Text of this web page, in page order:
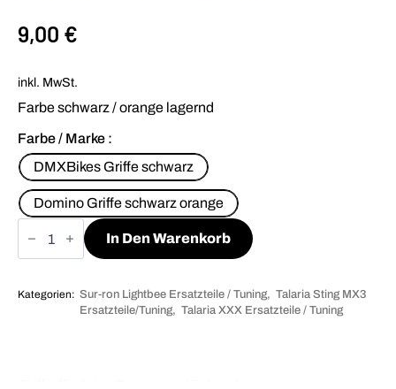
9,00 €
inkl. MwSt.
Farbe schwarz / orange lagernd
Farbe / Marke
DMXBikes Griffe schwarz
Domino Griffe schwarz orange
Sur-
ron/Talaria
In Den Warenkorb
Kategorien: Sur-ron Lightbee Ersatzteile / Tuning
Talaria Sting MX3
Ersatzteile/Tuning
Talaria XXX Ersatzteile / Tuning